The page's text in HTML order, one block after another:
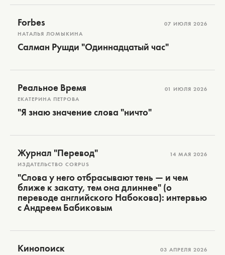
Forbes
НАТАЛЬЯ ЛОМЫКИНА
07 ИЮЛЯ 2026
Салман Рушди "Одиннадцатый час"
Реальное Время
ЕКАТЕРИНА ПЕТРОВА
01 ИЮЛЯ 2026
"Я знаю значение слова "ничто"
Журнал "Перевод"
ИЗДАТЕЛЬСТВО CORPUS
14 МАЯ 2026
"Слова у него отбрасывают тень — и чем
ближе к закату, тем она длиннее" (о
переводе английского Набокова): интервью
с Андреем Бабиковым
Кинопоиск 03 АПРЕЛЯ 2026